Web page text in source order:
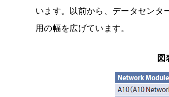
います。以前から、データセンタ
用の幅を広げています。